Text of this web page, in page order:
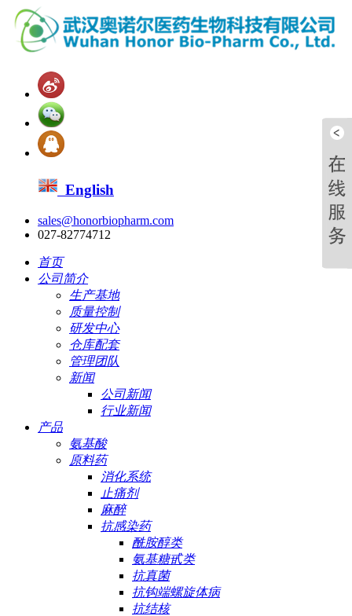
English
sales@honorbiopharm.com
027-82774712
首页
公司简介
生产基地
质量控制
研发中心
仓库配套
管理团队
新闻
公司新闻
行业新闻
产品
氨基酸
原料药
消化系统
止痛剂
麻醉
抗感染药
酰胺醇类
氨基糖甙类
抗真菌
抗钩端螺旋体病
抗结核